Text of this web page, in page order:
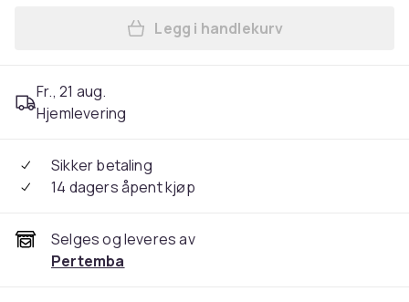
Legg Disney Womens/
Legg i handlekurv
Fr., 21 aug.
Hjemlevering
Sikker betaling
14 dagers åpent kjøp
Selges og leveres av
Pertemba